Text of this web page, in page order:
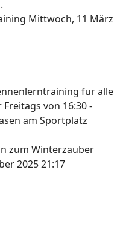
Mittwoch, 11 März
für alle
von 16:30 -
am Sportplatz
zum Winterzauber
2025 21:17